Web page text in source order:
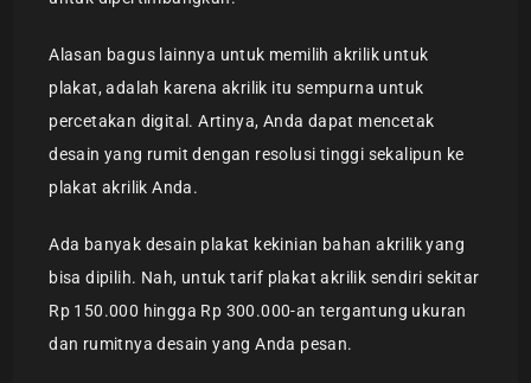
Alasan bagus lainnya untuk memilih akrilik untuk
plakat, adalah karena akrilik itu sempurna untuk
percetakan digital. Artinya, Anda dapat mencetak
desain yang rumit dengan resolusi tinggi sekalipun ke
plakat akrilik Anda.
Ada banyak desain plakat kekinian bahan akrilik yang
bisa dipilih. Nah, untuk tarif plakat akrilik sendiri sekitar
Rp 150.000 hingga Rp 300.000-an tergantung ukuran
dan rumitnya desain yang Anda pesan.